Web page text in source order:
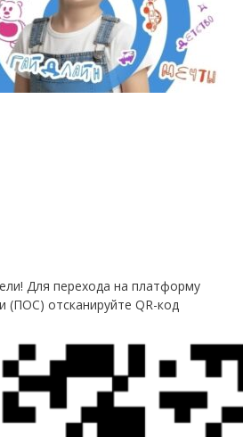
Для перехода на платформу
(ПОС) отсканируйте QR-код